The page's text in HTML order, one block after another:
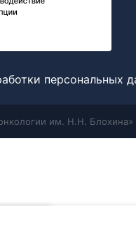
персональных
им. Н.Н. Блохина»